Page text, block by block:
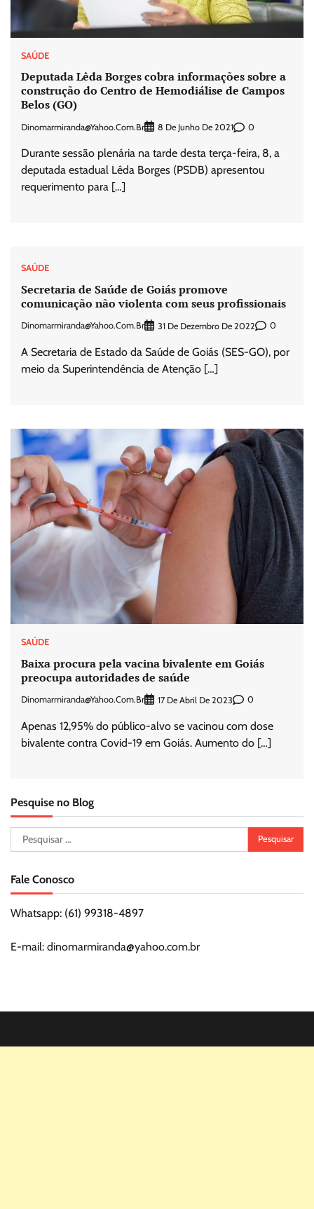
SAÚDE
Deputada Lêda Borges cobra informações sobre a
construção do Centro de Hemodiálise de Campos
Belos (GO)
Dinomarmiranda@yahoo.com.br 8 De Junho De 2021 0
Durante sessão plenária na tarde desta terça-feira, 8, a
deputada estadual Lêda Borges (PSDB) apresentou
requerimento para […]
SAÚDE
Secretaria de Saúde de Goiás promove
comunicação não violenta com seus profissionais
Dinomarmiranda@yahoo.com.br 31 De Dezembro De 2022 0
A Secretaria de Estado da Saúde de Goiás (SES-GO), por
meio da Superintendência de Atenção […]
SAÚDE
Baixa procura pela vacina bivalente em Goiás
preocupa autoridades de saúde
Dinomarmiranda@yahoo.com.br 17 De Abril De 2023 0
Apenas 12,95% do público-alvo se vacinou com dose
bivalente contra Covid-19 em Goiás. Aumento do […]
Pesquise no Blog
Pesquisar
por:
Fale Conosco
Whatsapp: (61) 99318-4897
E-mail: dinomarmiranda@yahoo.com.br